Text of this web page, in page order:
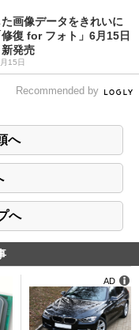
画像データをきれいに
復 for フォト」6月15日
新発売
15日
Recommended by
へ
へ
AD